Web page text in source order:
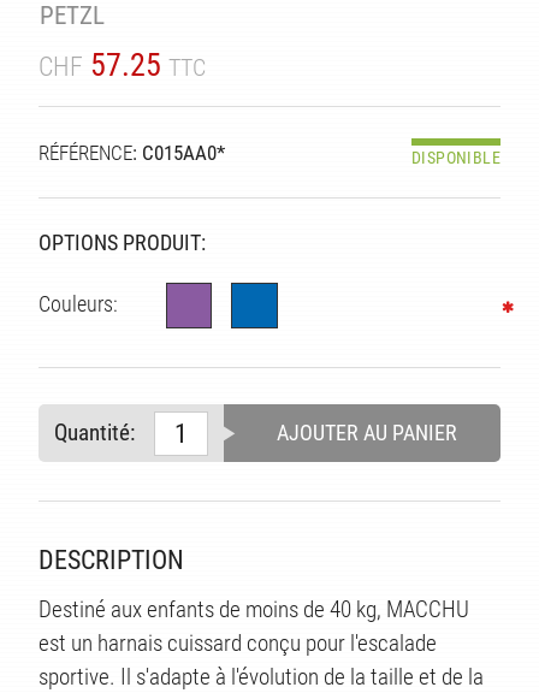
PETZL
CHF 57.25 TTC
RÉFÉRENCE: C015AA0* DISPONIBLE
OPTIONS PRODUIT:
Couleurs:
Quantité: AJOUTER AU PANIER
DESCRIPTION
Destiné aux enfants de moins de 40 kg, MACCHU
est un harnais cuissard conçu pour l'escalade
sportive. Il s'adapte à l'évolution de la taille et de la